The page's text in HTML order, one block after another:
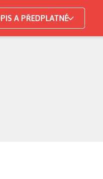
A PŘEDPLATNÉ